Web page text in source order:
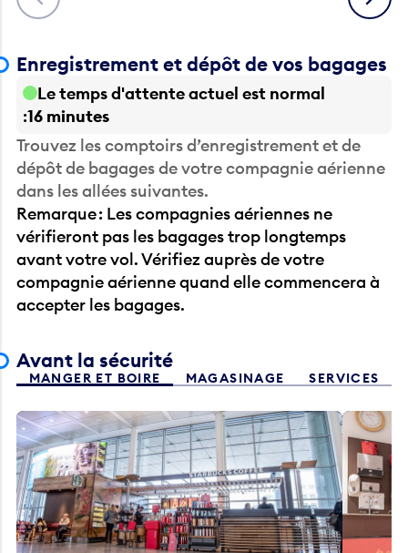
Enregistrement et dépôt de vos bagages
Le temps d'attente actuel est normal
16 minutes
Trouvez les comptoirs d’enregistrement et de
dépôt de bagages de votre compagnie aérienne
dans les allées suivantes.
Remarque : Les compagnies aériennes ne
vérifieront pas les bagages trop longtemps
avant votre vol. Vérifiez auprès de votre
compagnie aérienne quand elle commencera à
accepter les bagages.
Avant la sécurité
MANGER ET BOIRE MAGASINAGE SERVICES